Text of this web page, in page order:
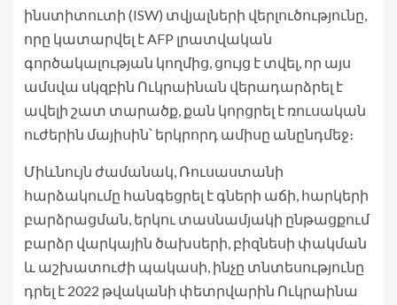
ինստիտուտի (ISW) տվյալների վերլուծությունը,
որը կատարվել է AFP լրատվական
գործակալության կողմից, ցույց է տվել, որ այս
ամսվա սկզբին Ուկրաինան վերադարձրել է
ավելի շատ տարածք, քան կորցրել է ռուսական
ուժերին մայիսին՝ երկրորդ ամիսը անընդմեջ։
Միևնույն ժամանակ, Ռուսաստանի
հարձակումը հանգեցրել է գների աճի, հարկերի
բարձրացման, երկու տասնամյակի ընթացքում
բարձր վարկային ծախսերի, բիզնեսի փակման
և աշխատուժի պակասի, ինչը տնտեսությունը
դրել է 2022 թվականի փետրվարին Ուկրաինա